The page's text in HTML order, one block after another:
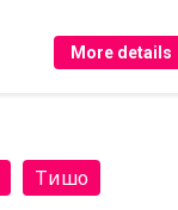
More details
Тишо